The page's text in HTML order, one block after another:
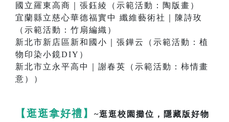
國立羅東高商｜張鈺綾（示範活動：陶版畫）
宜蘭縣立慈心華德福實中 纖維藝術社｜陳詩玫
（示範活動：竹扇編織）
新北市新店區新和國小｜張鏵云（示範活動：植
物印染小鏡DIY）
新北市立永平高中｜謝春英（示範活動：柿情畫
意））
【逛逛拿好禮】
~逛逛校園攤位，隱藏版好物